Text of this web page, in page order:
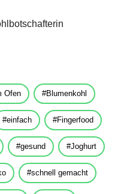
Ofen Blumenkohl
einfach Fingerfood
gesund Joghurt
schnell gemacht